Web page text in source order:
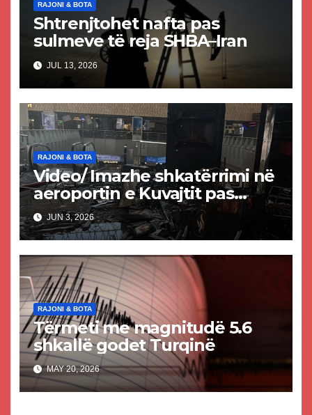
RAJONI & BOTA
Shtrenjtohet nafta pas
sulmeve të reja SHBA–Iran
JUL 13, 2026
RAJONI & BOTA
Video/ Imazhe shkatërrimi në
aeroportin e Kuvajtit pas
sulmit iranian, një i vdekur
dhe shumë të plagosur
JUN 3, 2026
RAJONI & BOTA
Tërmeti me magnitudë 5.6
shkallë godet Turqinë
MAY 20, 2026